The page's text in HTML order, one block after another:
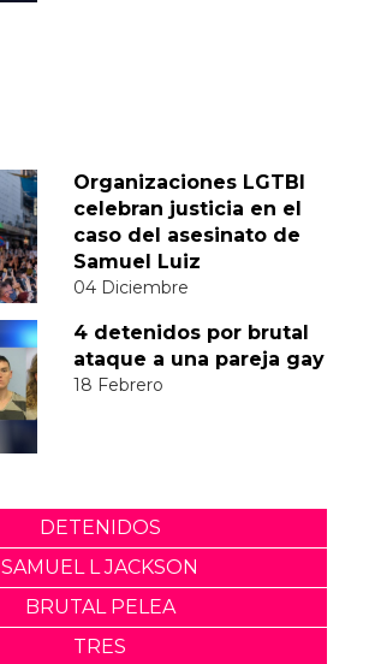
Organizaciones LGTBI
celebran justicia en el
caso del asesinato de
Samuel Luiz
04 Diciembre
4 detenidos por brutal
ataque a una pareja gay
18 Febrero
DETENIDOS
SAMUEL L JACKSON
BRUTAL PELEA
TRES